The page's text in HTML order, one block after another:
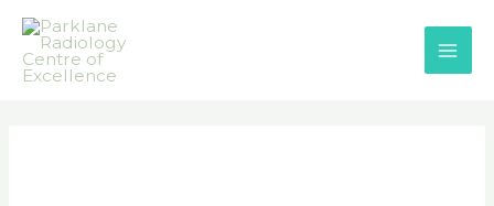
Skip
content